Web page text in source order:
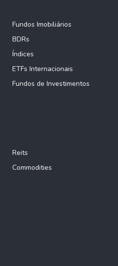
Fundos Imobiliários
BDRs
Índices
ETFs Internacionais
Fundos de Investimentos
Reits
Commodities